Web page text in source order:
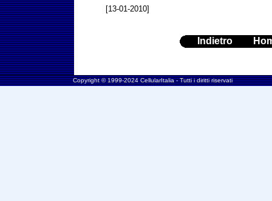
[13-01-2010]
Indietro
Copyright © 1999-2024 CellularItalia - Tutti i diritti riservati